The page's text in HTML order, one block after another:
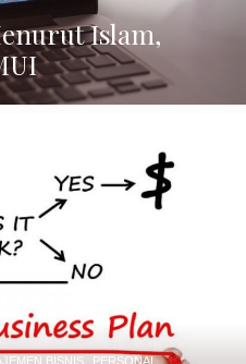
Islam,
BISNIS, PERSONAL